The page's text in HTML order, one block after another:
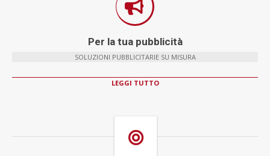
Per la tua pubblicità
SOLUZIONI PUBBLICITARIE SU MISURA
LEGGI TUTTO